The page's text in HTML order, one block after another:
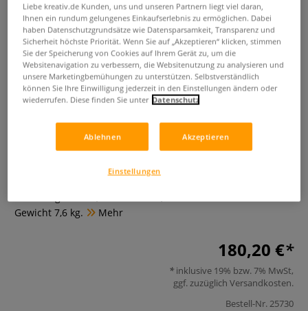
GERSTAECKER "Rom"
Akademiestaffelei
0 Bewertungen
Aus Buchenholz, mit Leinöl behandelt. Bildauflage
stufenweise höhenverstellbar, Neigung und Bildhalter
Gewicht 7,6 kg.
Mehr
180,20 €
inklusive 19% bzw. 7% MwSt,
ggf. zuzüglich Versandkosten.
Bestell-Nr.25730
Liebe kreativ.de Kunden, uns und unseren Partnern liegt viel daran,
Ihnen ein rundum gelungenes Einkaufserlebnis zu ermöglichen. Dabei
haben Datenschutzgrundsätze wie Datensparsamkeit, Transparenz und
Sicherheit höchste Priorität. Wenn Sie auf „Akzeptieren“ klicken, stimmen
Sie der Speicherung von Cookies auf Ihrem Gerät zu, um die
Websitenavigation zu verbessern, die Websitenutzung zu analysieren und
unsere Marketingbemühungen zu unterstützen. Selbstverständlich
können Sie Ihre Einwilligung jederzeit in den Einstellungen ändern oder
wiederrufen. Diese finden Sie unter Datenschutz
Ablehnen Akzeptieren
Einstellungen